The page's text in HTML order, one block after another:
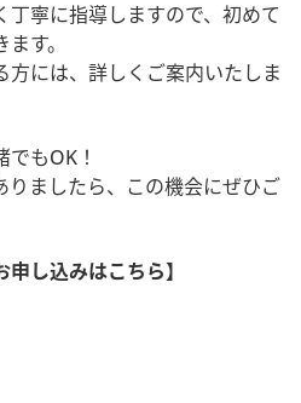
丁寧に指導しますので、初めて
す。
方には、詳しくご案内いたしま
もOK！
りましたら、この機会にぜひご
申し込みはこちら】